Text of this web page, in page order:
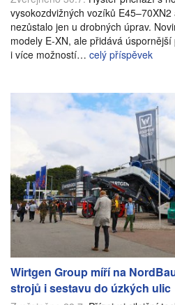
vysokozdvižných vozíků
nezůstalo jen u drobných úprav.
modely E-XN, ale přidává
i více možností… celý příspěvek
Wirtgen Group míří na
strojů i sestavu do úzkých ulic